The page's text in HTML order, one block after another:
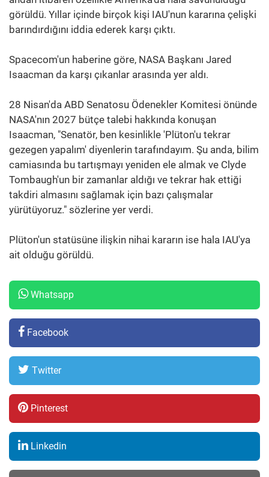
görüldü. Yıllar içinde birçok kişi IAU'nun kararına çelişki
barındırdığını iddia ederek karşı çıktı.
Spacecom'un haberine göre, NASA Başkanı Jared
Isaacman da karşı çıkanlar arasında yer aldı.
28 Nisan'da ABD Senatosu Ödenekler Komitesi önünde
NASA'nın 2027 bütçe talebi hakkında konuşan
Isaacman, "Senatör, ben kesinlikle 'Plüton'u tekrar
gezegen yapalım' diyenlerin tarafındayım. Şu anda, bilim
camiasında bu tartışmayı yeniden ele almak ve Clyde
Tombaugh'un bir zamanlar aldığı ve tekrar hak ettiği
takdiri almasını sağlamak için bazı çalışmalar
yürütüyoruz." sözlerine yer verdi.
Plüton'un statüsüne ilişkin nihai kararın ise hala IAU'ya
ait olduğu görüldü.
Whatsapp
Facebook
Twitter
Pinterest
Linkedin